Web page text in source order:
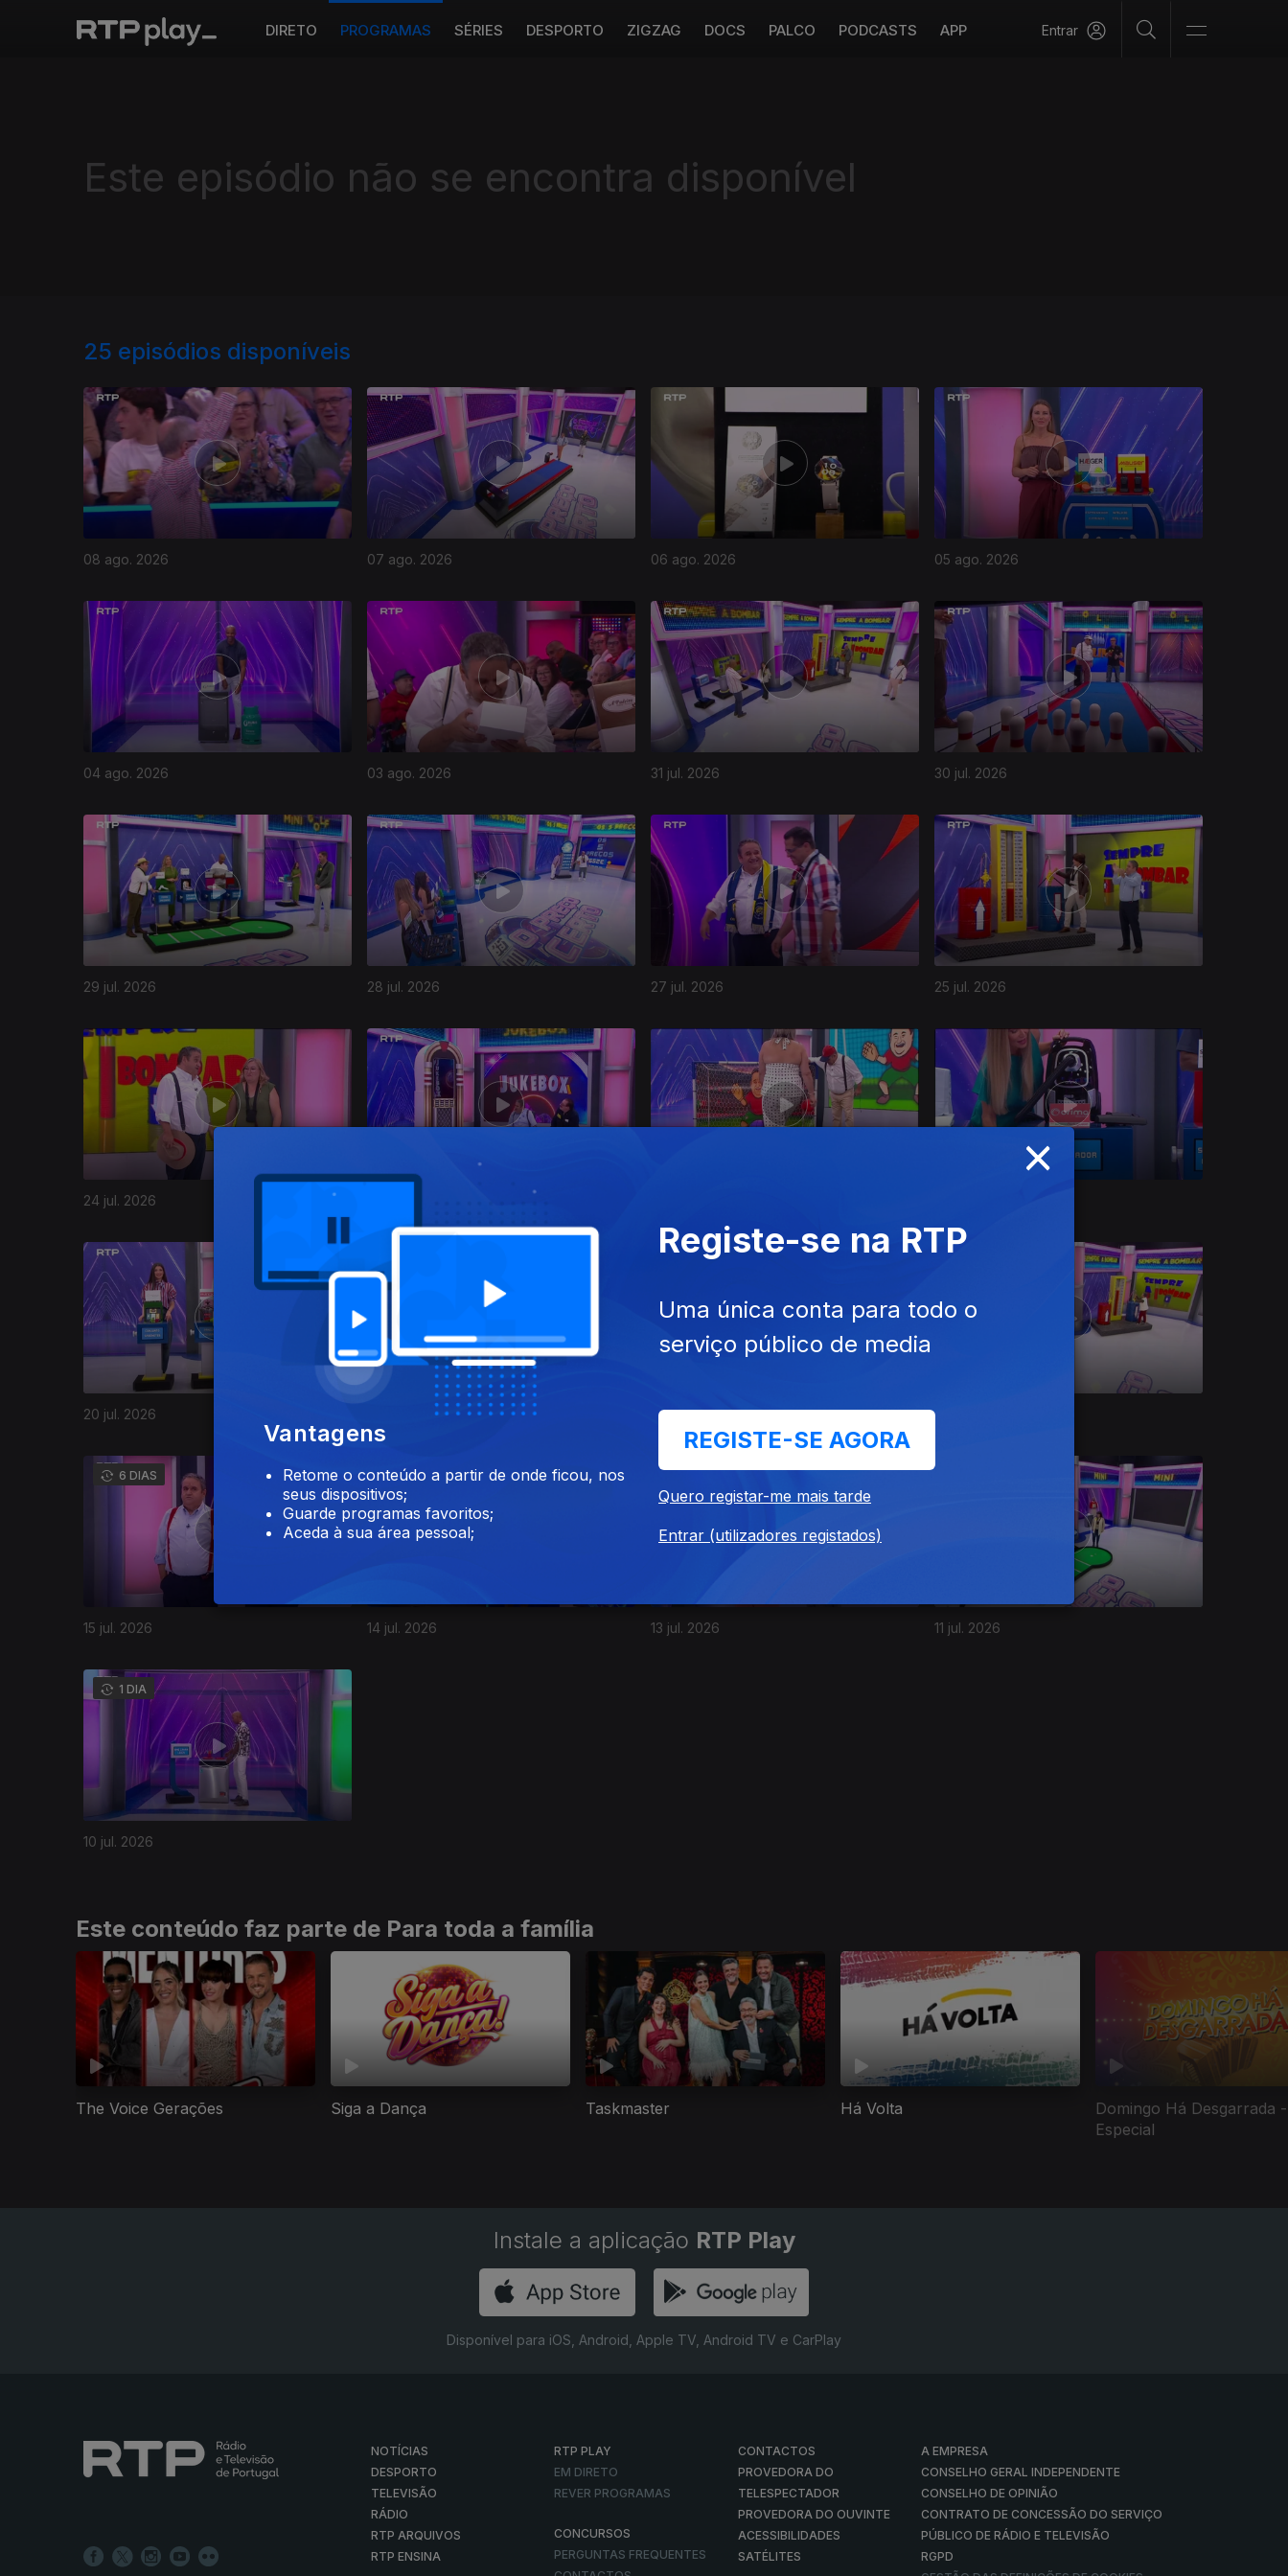
DIRETO PROGRAMAS SÉRIES DESPORTO ZIGZAG DOCS PALCO PODCASTS APP Entrar
Este episódio não se encontra disponível
25 episódios disponíveis
08 ago. 2026 07 ago. 2026 06 ago. 2026 05 ago. 2026
04 ago. 2026 03 ago. 2026 31 jul. 2026 30 jul. 2026
29 jul. 2026 28 jul. 2026 27 jul. 2026 25 jul. 2026
944872
24 jul. 2026
20 jul. 2026 18 jul. 2026 17 jul. 2026 16 jul. 2026
6 DIAS
15 jul. 2026
5 DIAS
14 jul. 2026 13 jul. 2026 11 jul. 2026
942048
1 DIA
10 jul. 2026
941705
Este conteúdo faz parte de Para toda a família
The Voice Gerações Siga a Dança Taskmaster Há Volta
Domingo Há Desgarrada -
Especial
Instale a aplicação RTP Play
Disponível para iOS, Android, Apple TV, Android TV e CarPlay
NOTÍCIAS
DESPORTO
TELEVISÃO
RÁDIO
RTP ARQUIVOS
RTP ENSINA
RTP PLAY
EM DIRETO
REVER PROGRAMAS
CONCURSOS
PERGUNTAS FREQUENTES
CONTACTOS
PROVEDORA DO
TELESPECTADOR
PROVEDORA DO OUVINTE
ACESSIBILIDADES
SATÉLITES
A EMPRESA
CONSELHO GERAL INDEPENDENTE
CONSELHO DE OPINIÃO
CONTRATO DE CONCESSÃO DO SERVIÇO
PÚBLICO DE RÁDIO E TELEVISÃO
RGPD
×
Vantagens
Retome o conteúdo a partir de onde ficou, nos
seus dispositivos;
Guarde programas favoritos;
Aceda à sua área pessoal;
Registe-se na RTP
Uma única conta para todo o
serviço público de media
REGISTE-SE AGORA
Quero registar-me mais tarde
Entrar (utilizadores registados)